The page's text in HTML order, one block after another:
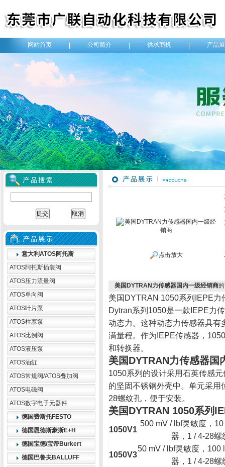
网站首页 公司简介 供求商机 产品
意大利ATOS阿托斯
ATOS阿托斯插装阀
ATOS压力流量阀
ATOS单向阀
ATOS叶片泵
ATOS柱塞泵
ATOS比例阀
ATOS液压泵
ATOS油缸
ATOS常规阀/ATOS叠加阀
ATOS电磁阀
ATOS数字电子元器件
德国费斯托FESTO
德国恩德斯豪斯E+H
德国宝德/宝帝Burkert
德国巴鲁夫BALLUFF
点击放大
美国DYTRAN力传感器国内一级经销商
美国DYTRAN 1050系列IEPE力
Dytran系列1050是一款IEPE力
动态力。这种动态力传感器具
满量程。作为IEPE传感器，
和转换器。
美国DYTRAN力传感器国
1050系列的设计采用石英传感
的坚固不锈钢外壳中。单元采
28螺纹孔，便于安装。
美国DYTRAN 1050系列
1050V1
500 mV / lbf灵敏度，
器，1 / 4-28螺
1050V3
50 mV / lbf灵敏度，100
器，1 / 4-28螺